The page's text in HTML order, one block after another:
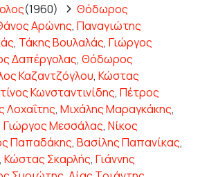
(1960)
Θόδωρος
Αρώνης, Παναγιώτης
, Τάκης Βουλαλάς, Γιώργος
Δαπέργολας, Θόδωρος
Καζαντζόγλου, Κώστας
Κωνσταντινίδης, Πέτρος
Λοχαΐτης, Μιχάλης Μαραγκάκης,
Γιώργος Μεσσάλας, Νίκος
Παπαδάκης, Βασίλης Παπανίκας,
, Κώστας Σκαρλής, Γιάννης